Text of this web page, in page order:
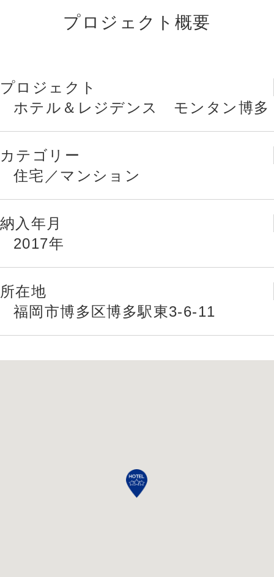
プロジェクト概要
プロジェクト
ホテル＆レジデンス モンタン博多
カテゴリー
住宅／マンション
納入年月
2017年
所在地
福岡市博多区博多駅東3-6-11